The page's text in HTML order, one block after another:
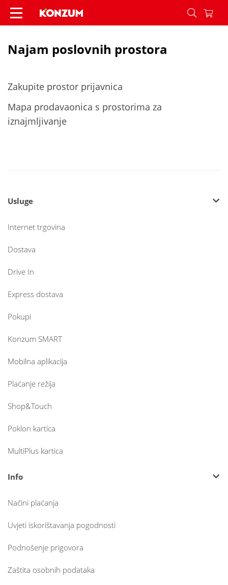
Najam poslovnih prostora - Konzum
Najam poslovnih prostora
Zakupite prostor prijavnica
Mapa prodavaonica s prostorima za
iznajmljivanje
Usluge
Internet trgovina
Dostava
Drive In
Express dostava
Pokupi
Konzum SMART
Mobilna aplikacija
Plaćanje režija
Shop&Touch
Poklon kartica
MultiPlus kartica
Info
Načini plaćanja
Uvjeti iskorištavanja pogodnosti
Podnošenje prigovora
Zaštita osobnih podataka